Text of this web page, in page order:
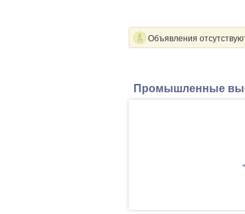
Объявления
Промышленные